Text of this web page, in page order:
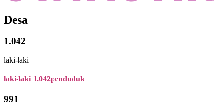
Desa
1.042
laki-laki
laki-laki 1.042penduduk
991